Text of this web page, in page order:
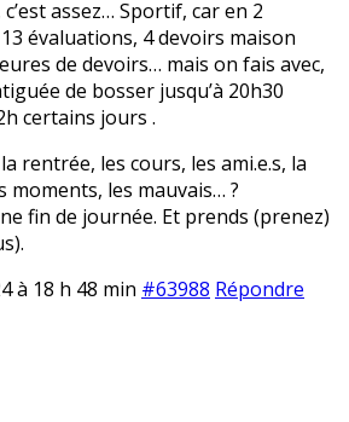
assez… Sportif, car en 2
évaluations, 4 devoirs maison
de devoirs… mais on fais avec,
de bosser jusqu’à 20h30
certains jours .
rentrée, les cours, les ami.e.s, la
moments, les mauvais… ?
fin de journée. Et prends (prenez)
à 18 h 48 min #63988 Répondre